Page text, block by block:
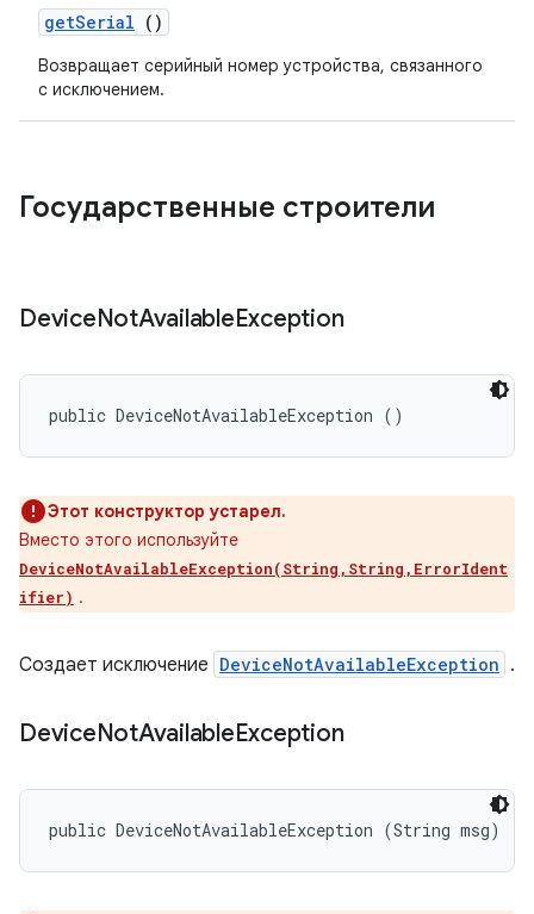
getSerial ()
Возвращает серийный номер устройства, связанного
с исключением.
Государственные строители
DeviceNotAvailableException
public DeviceNotAvailableException ()
Этот конструктор устарел.
Вместо этого используйте
DeviceNotAvailableException(String,String,ErrorIdent
ifier) .
Создает исключение DeviceNotAvailableException .
DeviceNotAvailableException
public DeviceNotAvailableException (String msg)